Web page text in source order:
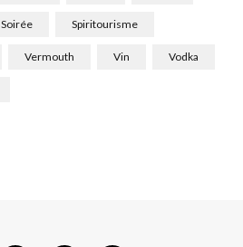
Soirée Spiritourisme
Vermouth Vin Vodka